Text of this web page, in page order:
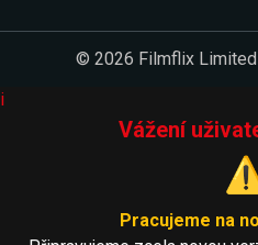
© 2026 Filmflix
i
Vážení
Pracujeme na